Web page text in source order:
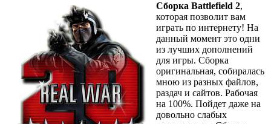
Сборка Battlefield 2,
которая позволит вам
играть по интернету! На
данный момент это одни
из лучших дополнений
для игры. Сборка
оригинальная, собиралась
мною из разных файлов,
раздач и сайтов. Рабочая
на 100%. Пойдет даже на
довольно слабых